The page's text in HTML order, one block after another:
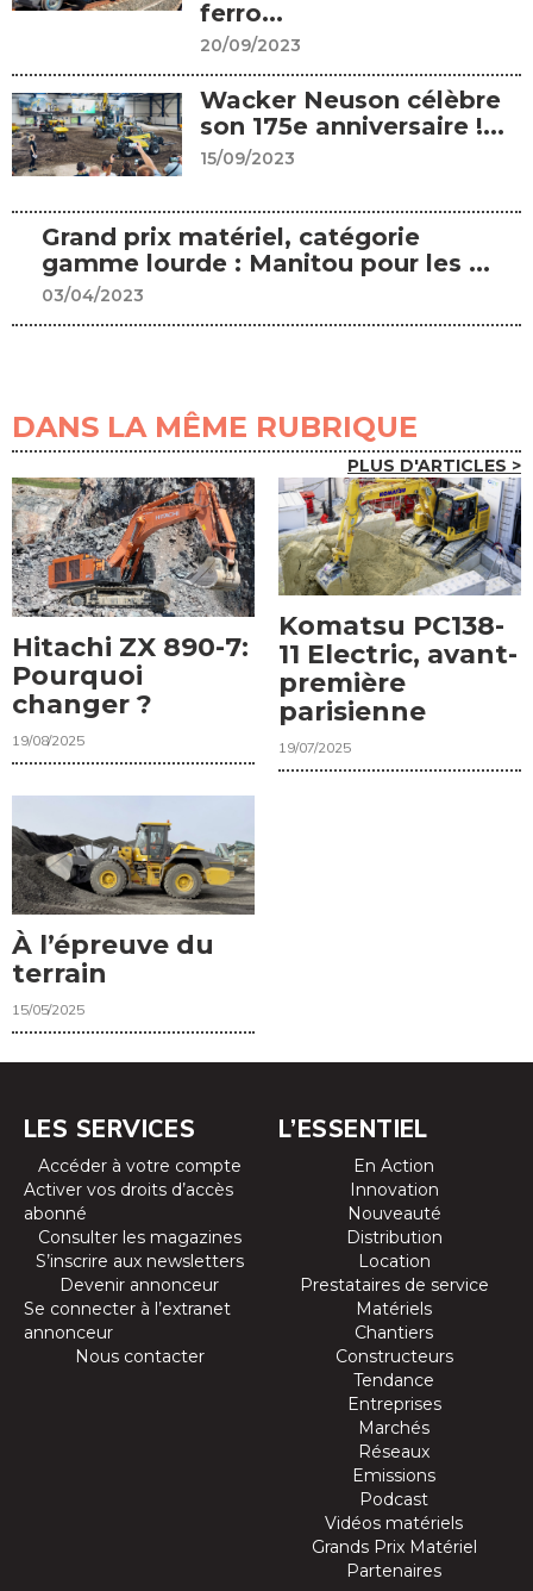
ferro...
20/09/2023
Wacker Neuson célèbre
son 175e anniversaire !...
15/09/2023
Grand prix matériel, catégorie
gamme lourde : Manitou pour les ...
03/04/2023
DANS LA MÊME RUBRIQUE
PLUS D'ARTICLES >
Hitachi ZX 890-7:
Pourquoi
changer ?
19/08/2025
Komatsu PC138-
11 Electric, avant-
première
parisienne
19/07/2025
À l’épreuve du
terrain
15/05/2025
LES SERVICES
Accéder à votre compte
Activer vos droits d’accès
abonné
Consulter les magazines
S’inscrire aux newsletters
Devenir annonceur
Se connecter à l’extranet
annonceur
Nous contacter
L’ESSENTIEL
En Action
Innovation
Nouveauté
Distribution
Location
Prestataires de service
Matériels
Chantiers
Constructeurs
Tendance
Entreprises
Marchés
Réseaux
Emissions
Podcast
Vidéos matériels
Grands Prix Matériel
Partenaires